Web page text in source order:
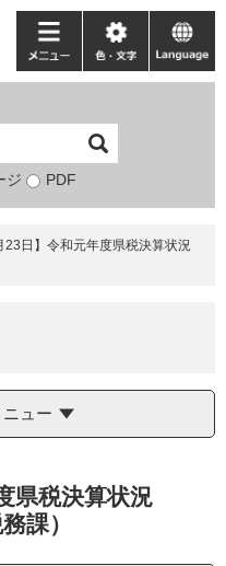
ジ PDF
メ
ニ
ー
色・
文
language
23日】令和元年度県税決算状況
ュー
県税決算状況
課）